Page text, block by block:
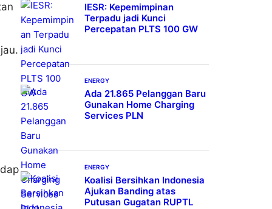
IESR: Kepemimpinan
Terpadu jadi Kunci
Percepatan PLTS 100 GW
ENERGY
Ada 21.865 Pelanggan Baru
Gunakan Home Charging
Services PLN
ENERGY
Koalisi Bersihkan Indonesia
Ajukan Banding atas
Putusan Gugatan RUPTL